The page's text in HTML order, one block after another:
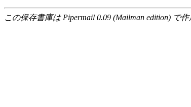
この保存書庫は Pipermail 0.09 (Mailman edition) で